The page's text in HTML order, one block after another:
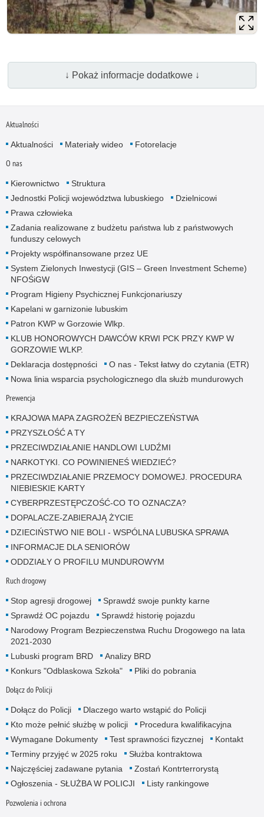
↓ Pokaż informacje dodatkowe ↓
Aktualności
Aktualności Materiały wideo Fotorelacje
O nas
Kierownictwo
Struktura
Jednostki Policji województwa lubuskiego
Dzielnicowi
Prawa człowieka
Zadania realizowane z budżetu państwa lub z państwowych
funduszy celowych
Projekty współfinansowane przez UE
System Zielonych Inwestycji (GIS – Green Investment Scheme)
NFOŚiGW
Program Higieny Psychicznej Funkcjonariuszy
Kapelani w garnizonie lubuskim
Patron KWP w Gorzowie Wlkp.
KLUB HONOROWYCH DAWCÓW KRWI PCK PRZY KWP W
GORZOWIE WLKP.
Deklaracja dostępności
O nas - Tekst łatwy do czytania (ETR)
Nowa linia wsparcia psychologicznego dla służb mundurowych
Prewencja
KRAJOWA MAPA ZAGROŻEŃ BEZPIECZEŃSTWA
PRZYSZŁOŚĆ A TY
PRZECIWDZIAŁANIE HANDLOWI LUDŹMI
NARKOTYKI. CO POWINIENEŚ WIEDZIEĆ?
PRZECIWDZIAŁANIE PRZEMOCY DOMOWEJ. PROCEDURA
NIEBIESKIE KARTY
CYBERPRZESTĘPCZOŚĆ-CO TO OZNACZA?
DOPALACZE-ZABIERAJĄ ŻYCIE
DZIECIŃSTWO NIE BOLI - WSPÓLNA LUBUSKA SPRAWA
INFORMACJE DLA SENIORÓW
ODDZIAŁY O PROFILU MUNDUROWYM
Ruch drogowy
Stop agresji drogowej
Sprawdź swoje punkty karne
Sprawdź OC pojazdu
Sprawdź historię pojazdu
Narodowy Program Bezpieczenstwa Ruchu Drogowego na lata
2021-2030
Lubuski program BRD
Analizy BRD
Konkurs "Odblaskowa Szkoła"
Pliki do pobrania
Dołącz do Policji
Dołącz do Policji
Dlaczego warto wstąpić do Policji
Kto może pełnić służbę w policji
Procedura kwalifikacyjna
Wymagane Dokumenty
Test sprawności fizycznej
Kontakt
Terminy przyjęć w 2025 roku
Służba kontraktowa
Najczęściej zadawane pytania
Zostań Kontrterrorystą
Ogłoszenia - SŁUŻBA W POLICJI
Listy rankingowe
Pozwolenia i ochrona